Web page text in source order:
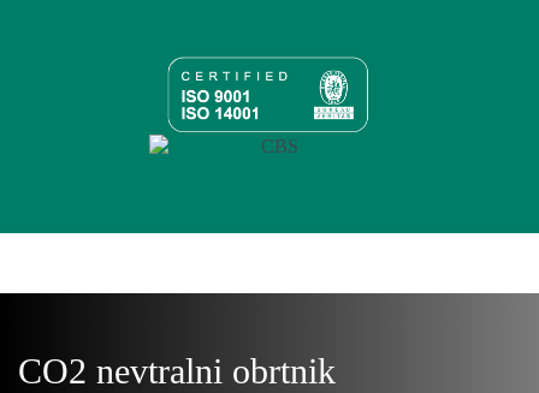
CO2 nevtralni obrtnik